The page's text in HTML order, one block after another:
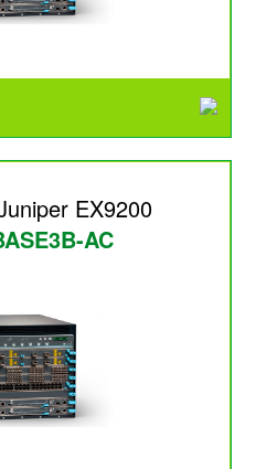
EX9200
AC